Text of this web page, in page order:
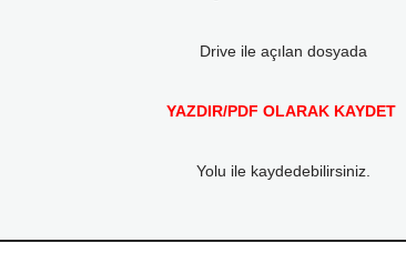
Drive ile açılan dosyada
YAZDIR/PDF OLARAK KAYDET
Yolu ile kaydedebilirsiniz.